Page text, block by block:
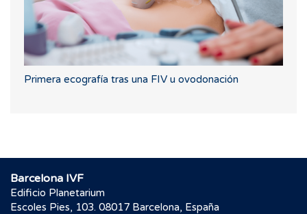
Primera ecografía tras una FIV u ovodonación
Barcelona IVF
Edificio Planetarium
Escoles Pies, 103. 08017 Barcelona, España